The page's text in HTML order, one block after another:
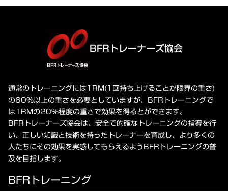
BFRトレーナーズ協会
通常のトレーニングには1RM(1回持ち上げることが限界の重さ)
の60%以上の重さを必要としていますが、BFRトレーニングで
は1RMの20%程度の重さで効果を得るとができます。
BFRトレーナーズ協会は、安全で的確なトレーニングの指導を行
い、正しい知識と技術を持ったトレーナーを育成し、より多くの
人たちにその効果を実感してもらえるようBFRトレーニングの普
及を目指します。
BFRトレーニング